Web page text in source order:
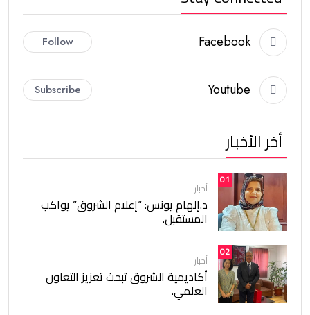
Facebook
Follow
Youtube
Subscribe
أخر الأخبار
01
أخبار
د.إلهام يونس: “إعلام الشروق” يواكب
المستقبل.
02
أخبار
أكاديمية الشروق تبحث تعزيز التعاون
العلمي.